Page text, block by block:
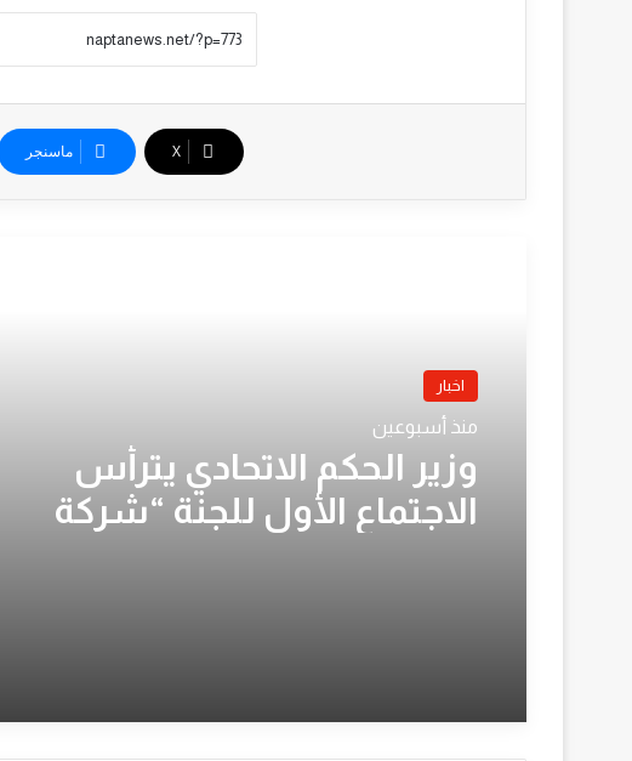
‫X ماسنجر
اخبار
منذ أسبوعين
وزير الحكم الاتحادي يترأس
الاجتماع الأول للجنة “شركة